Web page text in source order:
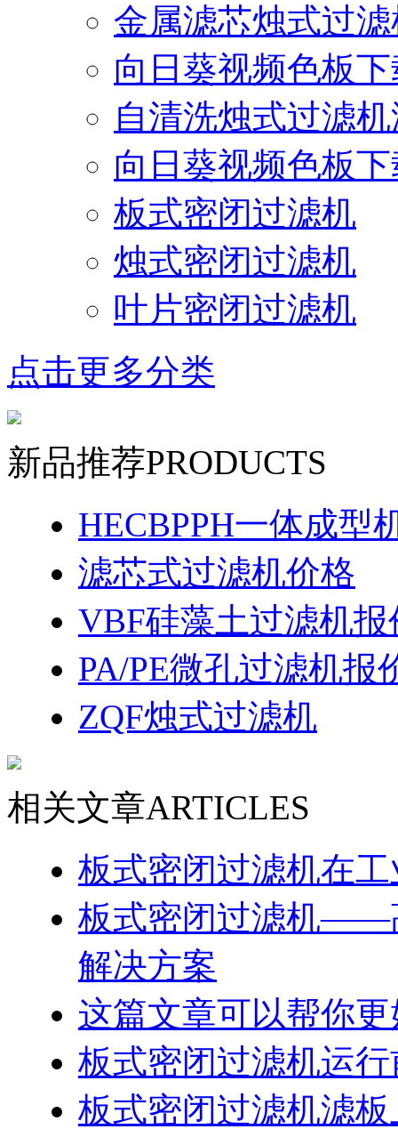
金属滤芯烛式过
向日葵视频色板
自清洗烛式过滤
向日葵视频色板
板式密闭过滤机
烛式密闭过滤机
叶片密闭过滤机
点击更多分类
新品推荐PRODUCTS
HECBPPH一体成型
滤芯式过滤机价格
VBF硅藻土过滤机报
PA/PE微孔过滤机报
ZQF烛式过滤机
相关文章ARTICLES
板式密闭过滤机在
板式密闭过滤机——高
解决方案
这篇文章可以帮你
板式密闭过滤机运
板式密闭过滤机滤